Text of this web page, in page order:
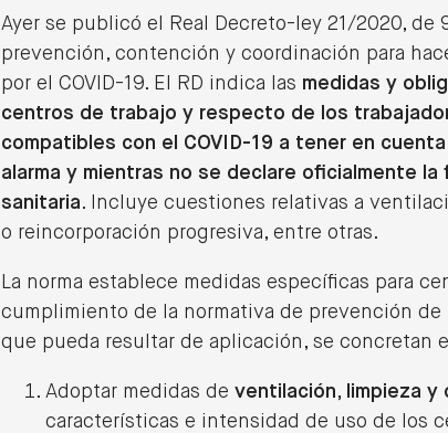
Ayer se publicó el Real Decreto-ley 21/2020,
prevención, contención y coordinación para
por el COVID-19. El RD indica las medidas y
centros de trabajo y respecto de los
compatibles con el COVID-19 a tener en
alarma y mientras no se declare oficialmente
sanitaria. Incluye cuestiones relativas a
o reincorporación progresiva, entre otras.
La norma establece medidas específicas para
cumplimiento de la normativa de prevención
que pueda resultar de aplicación, se concretan
Adoptar medidas de ventilación, limpieza y
características e intensidad de uso de los